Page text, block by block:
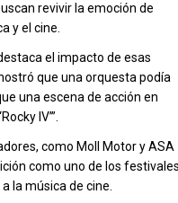
revivir la emoción de
y el cine.
el impacto de esas
que una orquesta podía
una escena de acción en
IV’”.
como Moll Motor y ASA
como uno de los
la música de cine.